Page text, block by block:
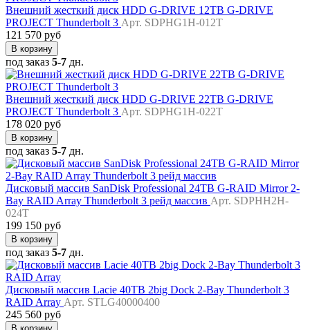
Внешний жесткий диск HDD G-DRIVE 12TB G-DRIVE
PROJECT Thunderbolt 3 Арт. SDPHG1H-012T
121 570 руб
В корзину
под заказ 5-7 дн.
Внешний жесткий диск HDD G-DRIVE 22TB G-DRIVE
PROJECT Thunderbolt 3 Арт. SDPHG1H-022T
178 020 руб
В корзину
под заказ 5-7 дн.
Дисковый массив SanDisk Professional 24TB G-RAID Mirror 2-
Bay RAID Array Thunderbolt 3 рейд массив Арт. SDPHH2H-
024T
199 150 руб
В корзину
под заказ 5-7 дн.
Дисковый массив Lacie 40TB 2big Dock 2-Bay Thunderbolt 3
RAID Array Арт. STLG40000400
245 560 руб